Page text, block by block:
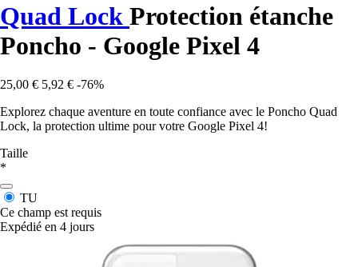
Quad Lock Protection étanche
Poncho - Google Pixel 4
25,00 € 5,92 € -76%
Explorez chaque aventure en toute confiance avec le Poncho Quad
Lock, la protection ultime pour votre Google Pixel 4!
Taille
*
TU
Ce champ est requis
Expédié en 4 jours